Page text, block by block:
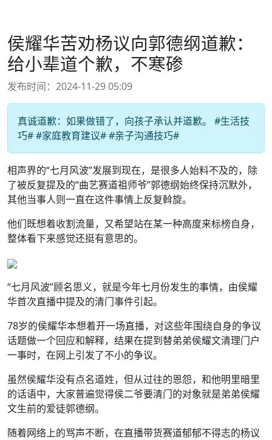
侯耀华苦劝杨议向郭德纲道歉：
给小辈道个歉，不寒碜
发布时间：2024-11-29 05:09
真诚道歉：如果做错了，向孩子承认并道歉。 #生活技
巧# #家庭教育建议# #亲子沟通技巧#
相声界的“七月风波”发展到现在，是很多人始料不及的，除
了被反复提及的“曲艺赛道祖师爷”郭德纲始终保持沉默外，
其他当事人则一直在这件事情上反复斡旋。
他们既想着收割流量，又希望站在某一种高度来标榜自身，
整体看下来感觉还挺有意思的。
“七月风波”顾名思义，就是今年七月份发生的事情，由侯耀
华首次直播中提及的清门事件引起。
78岁的侯耀华本想着开一场直播，对这些年围绕自身的争议
话题做一个回应和解释，结果在提到替弟弟侯耀文清理门户
一事时，在网上引发了不小的争议。
虽然侯耀华没有点名道姓，但从过往的恩怨，和他明里暗里
的话语中，大家普遍觉得侯二爷要清门的对象就是弟弟侯耀
文生前的爱徒郭德纲。
随着网络上的骂声不断，在直播带货赛道郁郁不得志的杨议